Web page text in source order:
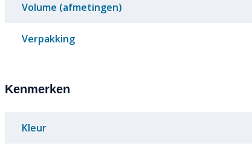
Volume (afmetingen)
Verpakking
Kenmerken
Kleur